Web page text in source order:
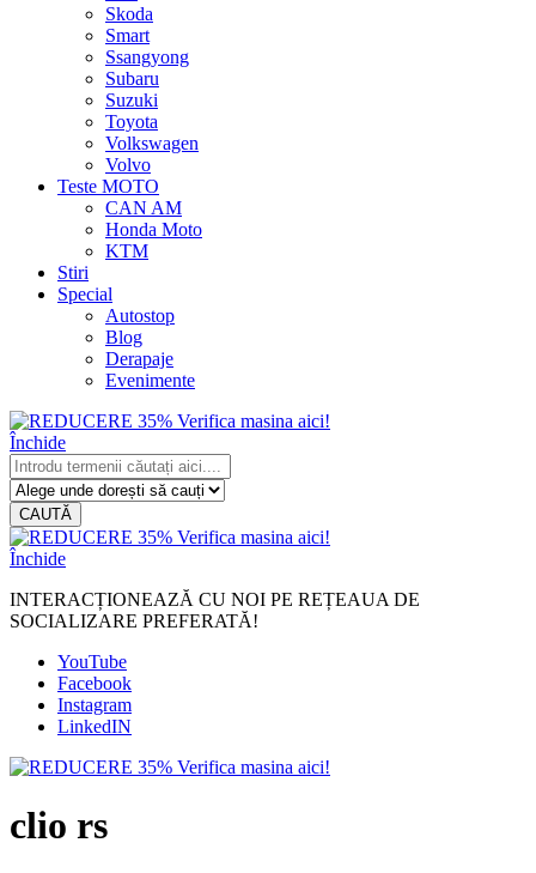
Skoda
Smart
Ssangyong
Subaru
Suzuki
Toyota
Volkswagen
Volvo
Teste MOTO
CAN AM
Honda Moto
KTM
Stiri
Special
Autostop
Blog
Derapaje
Evenimente
Închide
CAUTĂ
Închide
INTERACȚIONEAZĂ CU NOI PE REȚEAUA DE
SOCIALIZARE PREFERATĂ!
YouTube
Facebook
Instagram
LinkedIN
clio rs